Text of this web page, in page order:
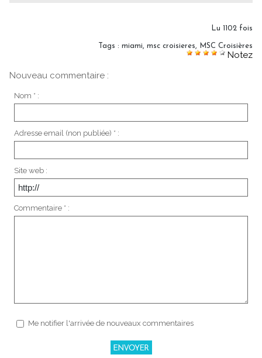
Lu 1102 fois
Tags : miami msc croisieres MSC Croisières
Notez
Nouveau commentaire :
Nom * :
Adresse email (non publiée) * :
Site web :
Commentaire * :
Me notifier l'arrivée de nouveaux commentaires